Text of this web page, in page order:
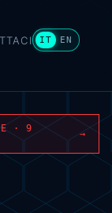
IT EN
· 9
→